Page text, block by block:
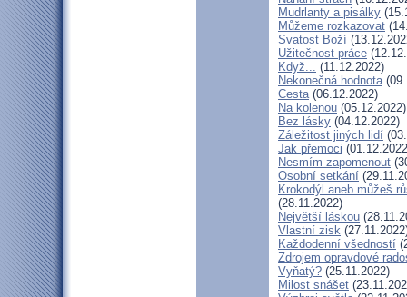
Mudrlanty a pisálky
Můžeme rozkazovat
Svatost Boží
Užitečnost práce
Když... (11.12.2022)
Nekonečná hodnota
Cesta(06.12.2022)
Na kolenou (05.12.2022)
Bez lásky (04.12.2022)
Záležitost jiných lidí
Jak přemoci
Nesmím zapomenout
Osobní setkání
Krokodýl aneb můžeš
(28.11.2022)
Největší láskou
Vlastní zisk
Každodenní všedností
Zdrojem opravdové
Vyňatý? (25.11.2022)
Milost snášet